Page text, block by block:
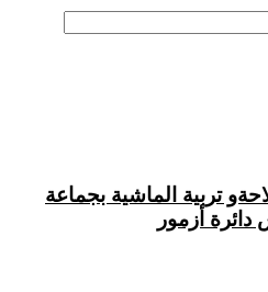
تربية الماشية بجماعة
أزمور